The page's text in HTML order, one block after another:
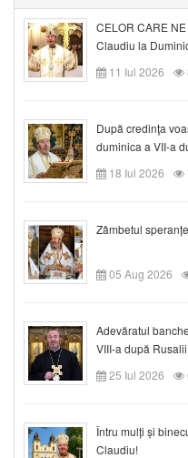
CELOR CARE
Claudiu la
11 Iul 2026
După credinţa
duminica a VII-a
18 Iul 2026
Zâmbetul
05 Aug 2026
Adevăratul
VIII-a după Rusalii
25 Iul 2026
Întru mulți și
Claudiu!